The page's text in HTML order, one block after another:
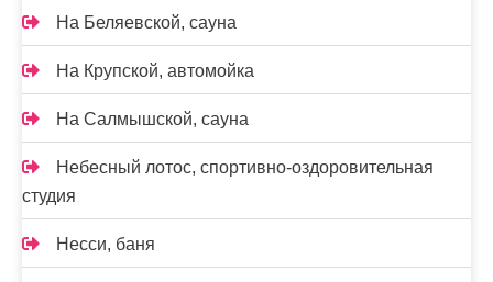
На Беляевской, сауна
На Крупской, автомойка
На Салмышской, сауна
Небесный лотос, спортивно-оздоровительная
студия
Несси, баня